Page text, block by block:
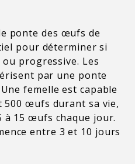
ponte des œufs de
pour déterminer si
progressive. Les
par une ponte
femelle est capable
500 œufs durant sa vie,
à 15 œufs chaque jour.
entre 3 et 10 jours